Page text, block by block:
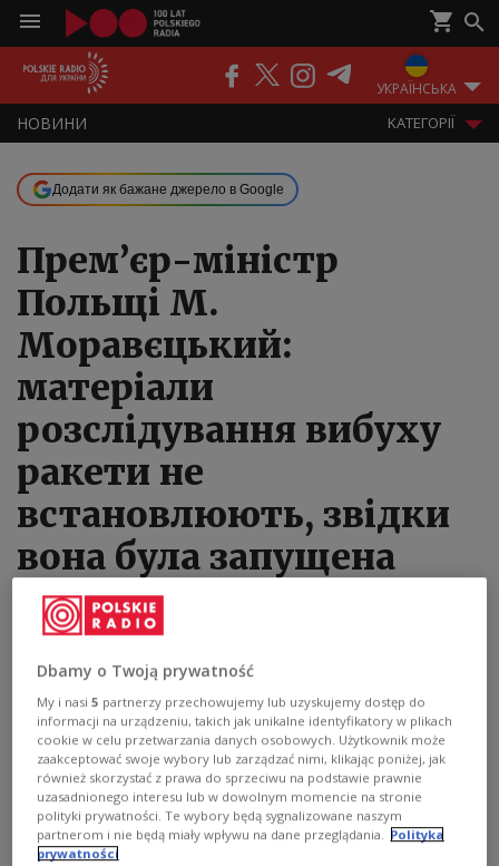
УКРАЇНСЬКА
НOВИНИ KАТЕГОРІЇ
ПОДКАСТИ ЕФІР
Додати як бажане джерело в Google
Прем’єр-міністр
Польщі М.
Моравєцький:
матеріали
розслідування вибуху
ракети не
встановлюють, звідки
вона була запущена
20.11.2022 17:30
Слідство у справі вибуху ракети у Переводові
має записи з камер SG, але вони не показують
зі 100% упевненістю, звідки була випущена
ракета, — заявив прем’єр-міністр Матеуш
Моравєцький у неділю, 20 листопада, після
зустрічі з прем’єр-міністром Фінляндії
Санною Марін
Dbamy o Twoją prywatność
My i nasi5 partnerzy przechowujemy lub uzyskujemy dostęp do
informacji na urządzeniu, takich jak unikalne identyfikatory w plikach
cookie w celu przetwarzania danych osobowych. Użytkownik może
zaakceptować swoje wybory lub zarządzać nimi, klikając poniżej, jak
również skorzystać z prawa do sprzeciwu na podstawie prawnie
uzasadnionego interesu lub w dowolnym momencie na stronie
polityki prywatności. Te wybory będą sygnalizowane naszym
partnerom i nie będą miały wpływu na dane przeglądania. Polityka
prywatności